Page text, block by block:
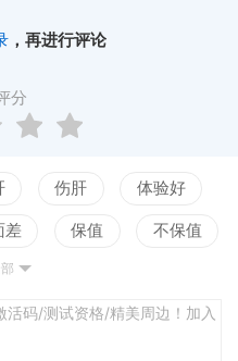
，再进行评论
分
伤肝 体验好
差 保值 不保值
码/测试资格/精美周边！加入